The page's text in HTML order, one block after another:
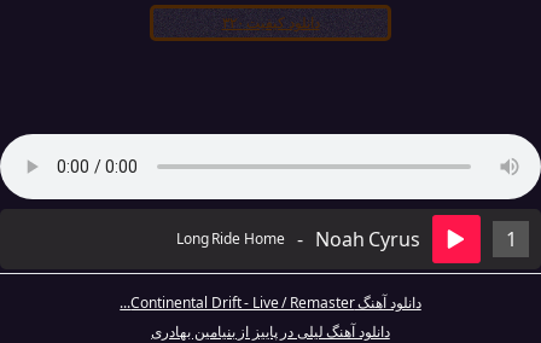
دانلود کیفیت ۳۲۰
1
Noah Cyrus
-
Long Ride Home
دانلود آهنگ Continental Drift - Live / Remaster...
دانلود آهنگ لیلی در پاییز از بنیامین بهادری